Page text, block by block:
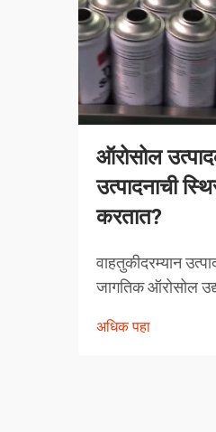
ऑरोसोल
उत्पादनाची
करतात?
वाहतुकीदरम्यान
जागतिक ऑरोसोल
आणि हाताळणीच्या
अधिक पहा